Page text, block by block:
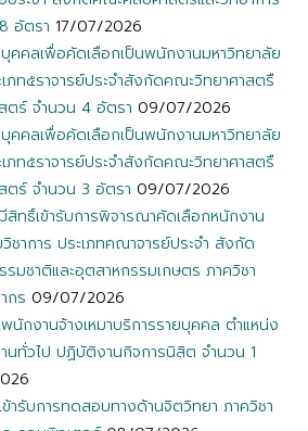
อัตรา 17/07/2026
คคลเพื่อคัดเลือกเป็นพนักงานมหาวิทยาลัย
ภท๕ราจารย์ประจำสังกัดคณะวิทยาศาสตรื
ตร์ จำนวน 4 อัตรา 09/07/2026
คคลเพื่อคัดเลือกเป็นพนักงานมหาวิทยาลัย
ภท๕ราจารย์ประจำสังกัดคณะวิทยาศาสตรื
ตร์ จำนวน 3 อัตรา 09/07/2026
สิทธิ์เข้ารับการพิจารณาคัดเลือกหนักงาน
ชาการ ประเภทคณาจารย์ประจำ สังกัด
มชาติและอุตสาหกรรมเกษตร ภาควิชา
กร 09/07/2026
นักงานจ้างเหมาบริการรายบุคคล ตำแหน่ง
านทั่วไป ปฏิบัติงานกิจการนิสิต จำนวน 1
ข้ารับการทดสอบทางด้านจิตวิทยา ภาควิชา